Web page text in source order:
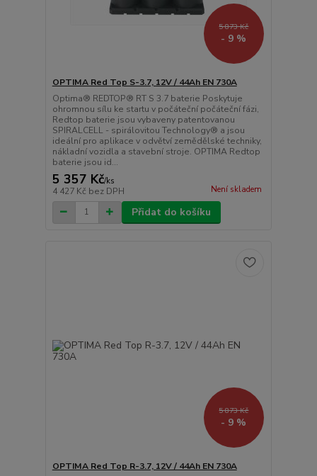
5 873 Kč
- 9 %
OPTIMA Red Top S-3.7, 12V / 44Ah EN 730A
Optima® REDTOP® RT S 3.7 baterie Poskytuje
ohromnou sílu ke startu v počáteční počáteční fázi,
Redtop baterie jsou vybaveny patentovanou
SPIRALCELL - spirálovitou Technology® a jsou
ideální pro aplikace v odvětví zemědělské techniky,
nákladní vozidla a stavební stroje. OPTIMA Redtop
baterie jsou id...
5 357 Kč/ks
4 427 Kč bez DPH Není skladem
Přidat do košíku
5 873 Kč
- 9 %
OPTIMA Red Top R-3.7, 12V / 44Ah EN 730A